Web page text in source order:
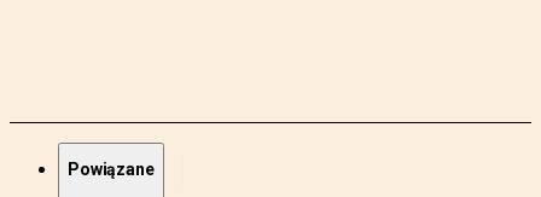
Powiązane